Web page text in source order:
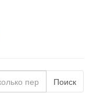
Поиск